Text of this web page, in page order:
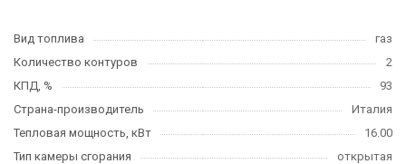
Вид топлива
газ
Количество контуров
2
КПД, %
93
Страна-производитель
Италия
Тепловая мощность, кВт
16.00
Тип камеры сгорания
открытая